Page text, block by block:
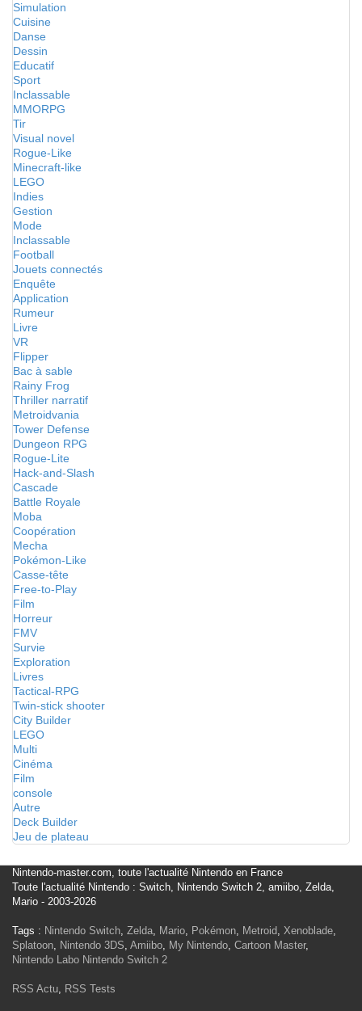
Simulation
Cuisine
Danse
Dessin
Educatif
Sport
Inclassable
MMORPG
Tir
Visual novel
Rogue-Like
Minecraft-like
LEGO
Indies
Gestion
Mode
Inclassable
Football
Jouets connectés
Enquête
Application
Rumeur
Livre
VR
Flipper
Bac à sable
Rainy Frog
Thriller narratif
Metroidvania
Tower Defense
Dungeon RPG
Rogue-Lite
Hack-and-Slash
Cascade
Battle Royale
Moba
Coopération
Mecha
Pokémon-Like
Casse-tête
Free-to-Play
Film
Horreur
FMV
Survie
Exploration
Livres
Tactical-RPG
Twin-stick shooter
City Builder
LEGO
Multi
Cinéma
Film
console
Autre
Deck Builder
Jeu de plateau
Nintendo-master.com, toute l'actualité Nintendo en France
Toute l'actualité Nintendo : Switch, Nintendo Switch 2, amiibo, Zelda,
Mario - 2003-2026
Tags : Nintendo Switch, Zelda, Mario, Pokémon, Metroid, Xenoblade,
Splatoon, Nintendo 3DS, Amiibo, My Nintendo, Cartoon Master,
Nintendo Labo Nintendo Switch 2
RSS Actu, RSS Tests